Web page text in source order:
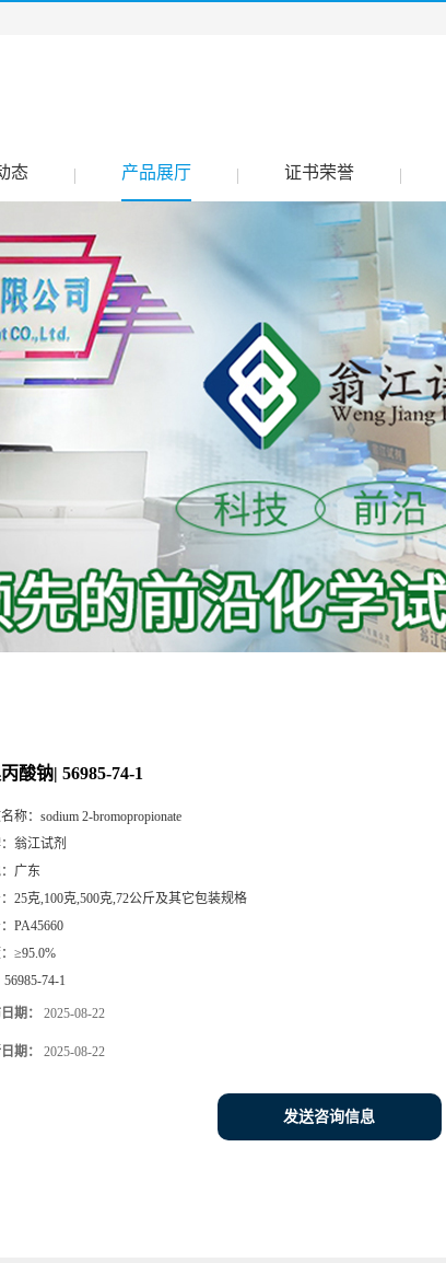
态 产品展厅 证书荣誉
酸钠| 56985-74-1
称： sodium 2-bromopropionate
翁江试剂
广东
25克,100克,500克,72公斤及其它包装规格
PA45660
≥95.0%
56985-74-1
期： 2025-08-22
期： 2025-08-22
发送咨询信息